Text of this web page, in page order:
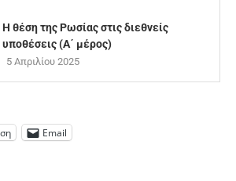
Η θέση της Ρωσίας στις διεθνείς
υποθέσεις (Α΄ μέρος)
5 Απριλίου 2025
Email